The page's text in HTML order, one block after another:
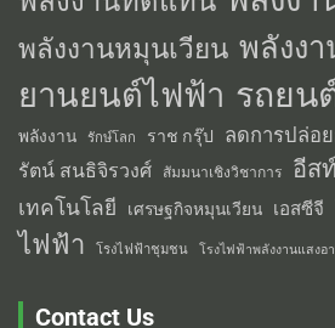
พลังงานหมุนเวียน พลังง
ยานยนต์ไฟฟ้า รถยน
พลังงาน
รักษ์โลก ราช กรุ๊ป ลดการปล่อ
รัตน์ สนธิจิรวงศ์
สัมมนาเชิงวิชาการ อีส
เทคโนโลยี เศรษฐกิจหมุนเวียน เอสซีจี
ไฟฟ้า
โรงไฟฟ้าชุมชน โรงไฟฟ้าพลังงานแสงอ
Contact Us